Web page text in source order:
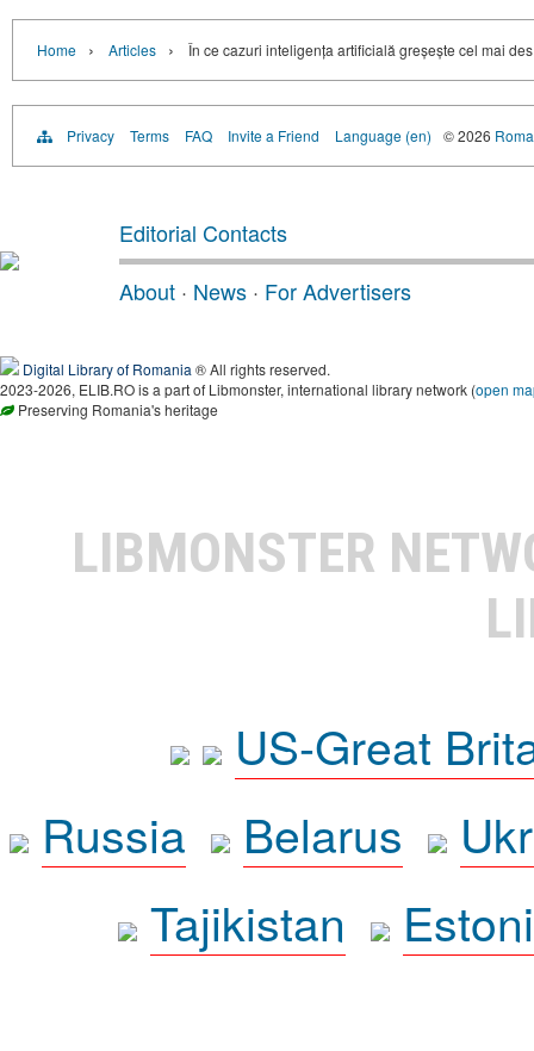
Home › Articles › În ce cazuri inteligența artificială greșește cel mai des
Privacy Terms FAQ Invite a Friend Language (en) © 2026
Editorial Contacts
About · News · For Advertisers
Digital Library of Romania ® All rights reserved.
2023-2026, ELIB.RO is a part of Libmonster, international library network (open
Preserving Romania's heritage
LIBMONSTER
US-Great
Russia
Belarus
Tajikistan